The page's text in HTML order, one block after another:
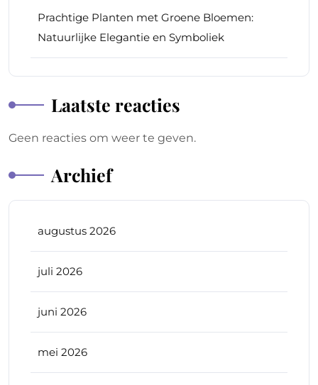
Prachtige Planten met Groene Bloemen:
Natuurlijke Elegantie en Symboliek
Laatste reacties
Geen reacties om weer te geven.
Archief
augustus 2026
juli 2026
juni 2026
mei 2026